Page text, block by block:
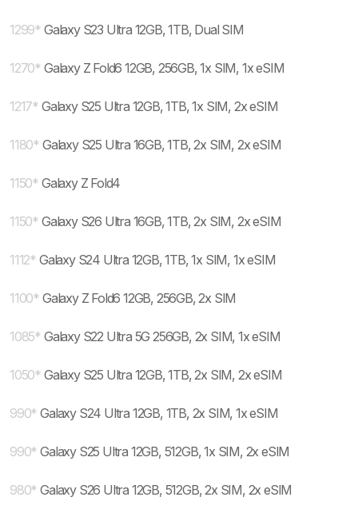
1299* Galaxy S23 Ultra 12GB, 1TB, Dual SIM
1270* Galaxy Z Fold6 12GB, 256GB, 1x SIM, 1x eSIM
1217* Galaxy S25 Ultra 12GB, 1TB, 1x SIM, 2x eSIM
1180* Galaxy S25 Ultra 16GB, 1TB, 2x SIM, 2x eSIM
1150* Galaxy Z Fold4
1150* Galaxy S26 Ultra 16GB, 1TB, 2x SIM, 2x eSIM
1112* Galaxy S24 Ultra 12GB, 1TB, 1x SIM, 1x eSIM
1100* Galaxy Z Fold6 12GB, 256GB, 2x SIM
1085* Galaxy S22 Ultra 5G 256GB, 2x SIM, 1x eSIM
1050* Galaxy S25 Ultra 12GB, 1TB, 2x SIM, 2x eSIM
990* Galaxy S24 Ultra 12GB, 1TB, 2x SIM, 1x eSIM
990* Galaxy S25 Ultra 12GB, 512GB, 1x SIM, 2x eSIM
980* Galaxy S26 Ultra 12GB, 512GB, 2x SIM, 2x eSIM